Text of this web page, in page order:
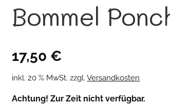
Bommel
17,50 €
inkl. 20 % MwSt. zzgl.Versandkosten
Achtung! Zur Zeit nicht verfügbar.